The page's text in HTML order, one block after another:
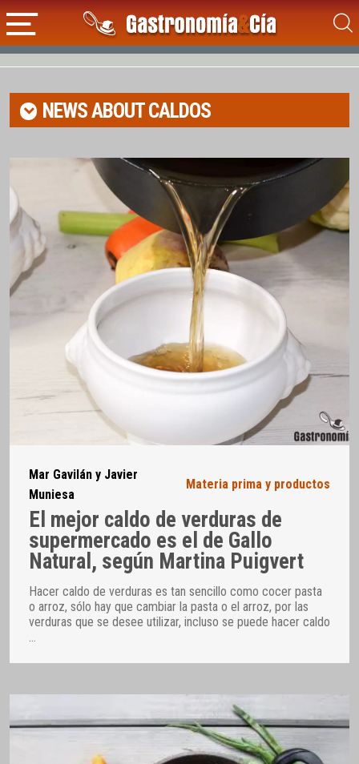
NEWS ABOUTCALDOS
Mar Gavilán y Javier
Muniesa
Materia prima y productos
El mejor caldo de verduras de
supermercado es el de Gallo
Natural, según Martina Puigvert
Hacer caldo de verduras es tan sencillo como cocer pasta
o arroz, sólo hay que cambiar la pasta o el arroz, por las
verduras que se desee utilizar, incluso se puede hacer caldo